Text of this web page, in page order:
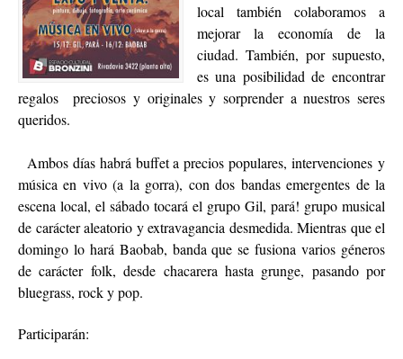
local también colaboramos a
mejorar la economía de la
ciudad. También, por supuesto,
es una posibilidad de encontrar
regalos preciosos y originales y sorprender a nuestros seres
queridos.
Ambos días habrá buffet a precios populares,intervenciones y
música en vivo (a la gorra), con dos bandas emergentes de la
escena local, el sábado tocará el grupo Gil, pará! grupo musical
de carácter aleatorio y extravagancia desmedida. Mientras que el
domingo lo hará Baobab, banda que se fusiona varios géneros
de carácter folk, desde chacarera hasta grunge, pasando por
bluegrass, rock y pop.
Participarán: